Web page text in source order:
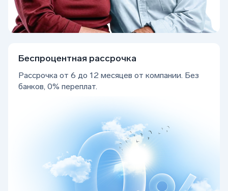
Беcпроцентная рассрочка
Рассрочка от 6 до 12 месяцев от компании. Без
банков, 0% переплат.